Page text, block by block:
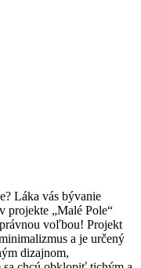
Láka vás bývanie
projekte „Malé Pole“
voľbou! Projekt
a je určený
dizajnom,